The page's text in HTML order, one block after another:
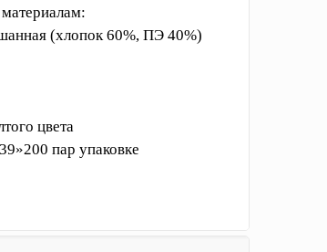
(хлопок 60%, ПЭ 40%)
цвета
пар упаковке